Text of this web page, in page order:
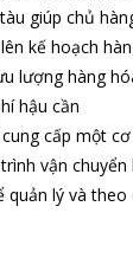
giúp chủ
kế hoạch
lượng hàng
hậu cần
cấp một
vận
quản lý và